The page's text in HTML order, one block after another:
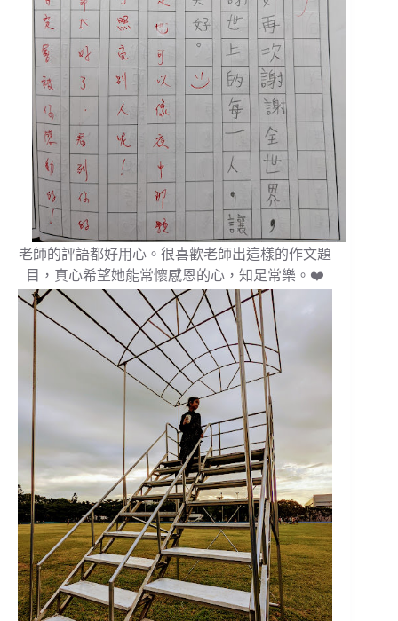
老師的評語都好用心。很喜歡老師出這樣的作文題
目，真心希望她能常懷感恩的心，知足常樂。❤️